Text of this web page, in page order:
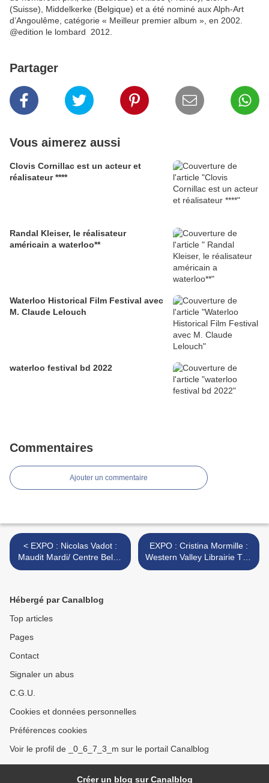
(Suisse), Middelkerke (Belgique) et a été nominé aux Alph-Art
d’Angoulême, catégorie « Meilleur premier album », en 2002.
@edition le lombard 2012.
Partager
Vous aimerez aussi
Clovis Cornillac est un acteur et
réalisateur ****
Randal Kleiser, le réalisateur
américain a waterloo**
Waterloo Historical Film Festival avec
M. Claude Lelouch
waterloo festival bd 2022
Commentaires
Ajouter un commentaire
< EXPO : Nicolas Vadot :
Maudit Mardi/ Centre Belge
de la Bande Dessinée
EXPO : Cristina Mormille :
Western Valley Librairie The
Skull - >
Hébergé par Canalblog
Top articles
Pages
Contact
Signaler un abus
C.G.U.
Cookies et données personnelles
Préférences cookies
Voir le profil de _0_6_7_3_m sur le portail Canalblog
Créer un blog sur Canalblog